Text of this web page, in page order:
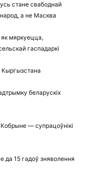
стане свабоднай
а не Масква
мяркуецца,
гаспадаркі
Кыргызстана
беларускіх
— супрацоўнікі
да 15 гадоў зняволення